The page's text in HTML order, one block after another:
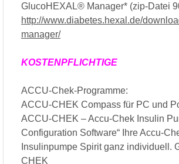
GlucoHEXAL® Manager* (zip-Datei
http://www.diabetes.hexal.de/
manager/
KOSTENPFLICHTIGE
ACCU-Chek-Programme:
ACCU-CHEK Compass für PC und
ACCU-CHEK – Accu-Chek Insulin
Configuration Software“ Ihre Accu-
Insulinpumpe Spirit ganz individuell.
CHEK